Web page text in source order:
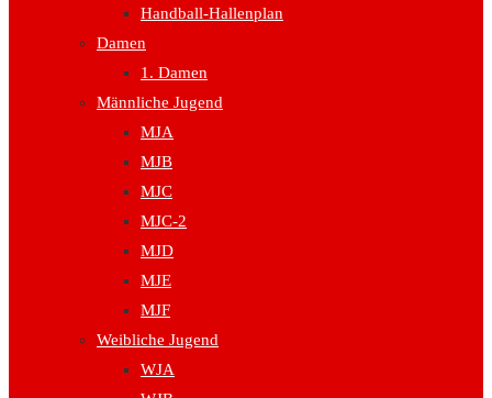
Handball-Hallenplan
Damen
1. Damen
Männliche Jugend
MJA
MJB
MJC
MJC-2
MJD
MJE
MJF
Weibliche Jugend
WJA